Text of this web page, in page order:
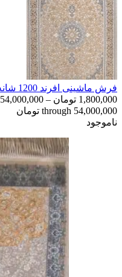
فرش ماشینی افرند 1200 شانه گل برجسته زمینه نقره‌ای کد 2255
1,800,000 تومان –
54,000,000
through 54,000,000 تومان
ناموجود